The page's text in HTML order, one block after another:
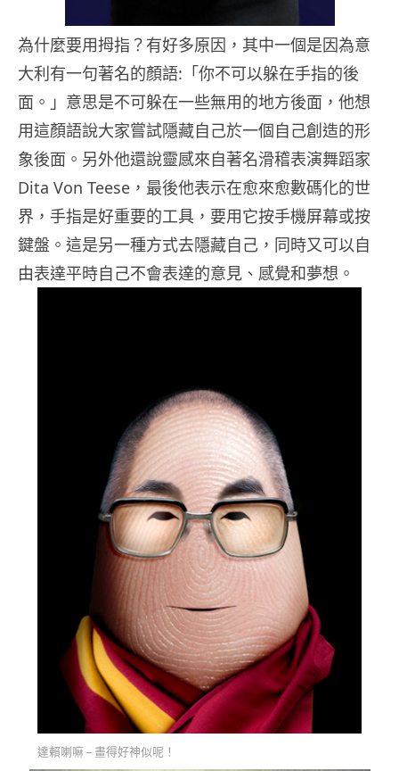
為什麼要用拇指？有好多原因，其中一個是因為意
大利有一句著名的顏語:「你不可以躲在手指的後
面。」意思是不可躲在一些無用的地方後面，他想
用這顏語說大家嘗試隱藏自己於一個自己創造的形
象後面。另外他還說靈感來自著名滑稽表演舞蹈家
Dita Von Teese，最後他表示在愈來愈數碼化的世
界，手指是好重要的工具，要用它按手機屏幕或按
鍵盤。這是另一種方式去隱藏自己，同時又可以自
由表達平時自己不會表達的意見、感覺和夢想。
達賴喇嘛 – 畫得好神似呢！